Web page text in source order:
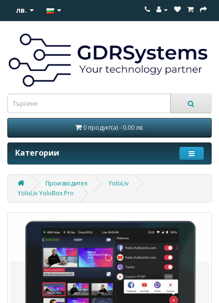
лв.
0 продукт(а) - 0.00 лв.
Категории
Производител
YoloLiv
YoloLiv YoloBox Pro